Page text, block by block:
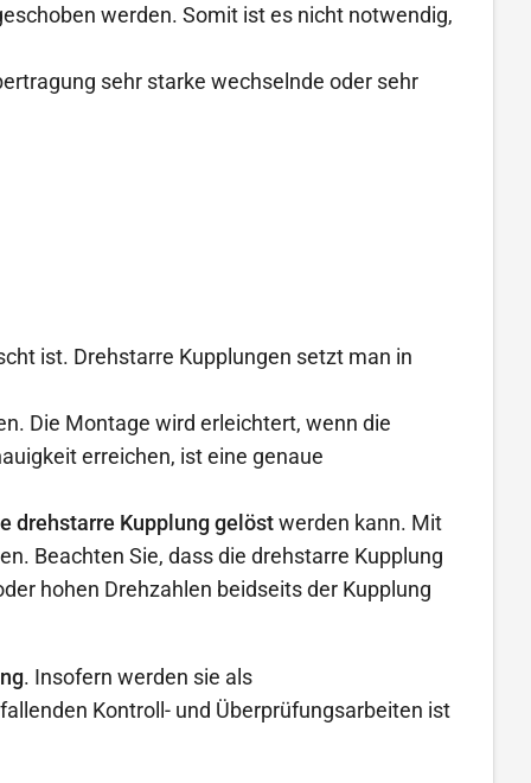
werden. Somit ist es nicht notwendig,
sehr starke wechselnde oder sehr
ist. Drehstarre Kupplungen setzt man in
Die Montage wird erleichtert, wenn die
erreichen, ist eine genaue
drehstarre Kupplung gelöstwerden kann. Mit
Beachten Sie, dass die drehstarre Kupplung
hohen Drehzahlen beidseits der Kupplung
. Insofern werden sie als
Kontroll- und Überprüfungsarbeiten ist